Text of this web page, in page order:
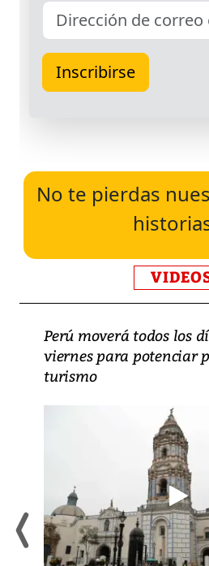
No te pierdas
Perú moverá todos los
viernes para potenciar
turismo